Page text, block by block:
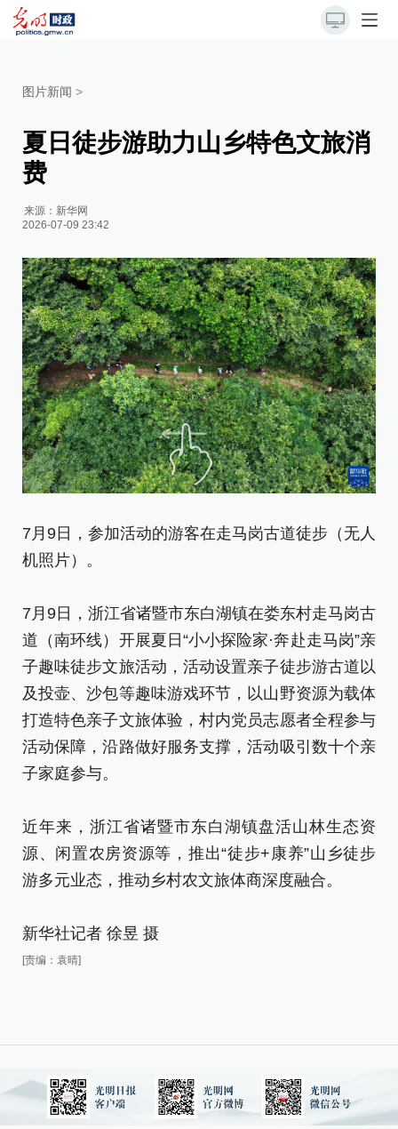
图片新闻 >
夏日徒步游助力山乡特色文旅消
费
来源： 新华网
2026-07-09 23:42
7月9日，参加活动的游客在走马岗古道徒步（无人
机照片）。
7月9日，浙江省诸暨市东白湖镇在娄东村走马岗古
道（南环线）开展夏日“小小探险家·奔赴走马岗”亲
子趣味徒步文旅活动，活动设置亲子徒步游古道以
及投壶、沙包等趣味游戏环节，以山野资源为载体
打造特色亲子文旅体验，村内党员志愿者全程参与
活动保障，沿路做好服务支撑，活动吸引数十个亲
子家庭参与。
近年来，浙江省诸暨市东白湖镇盘活山林生态资
源、闲置农房资源等，推出“徒步+康养”山乡徒步
游多元业态，推动乡村农文旅体商深度融合。
新华社记者 徐昱 摄
[责编：袁晴]
子
源